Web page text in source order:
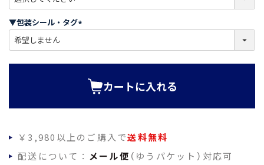
必
須
)
▼包装シール・タグ
必
カートに入れる
￥3,980以上のご購入で送料無料
配送について： メール便 （ゆうパケット）対応可